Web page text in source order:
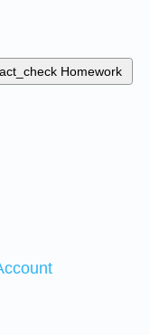
Homework